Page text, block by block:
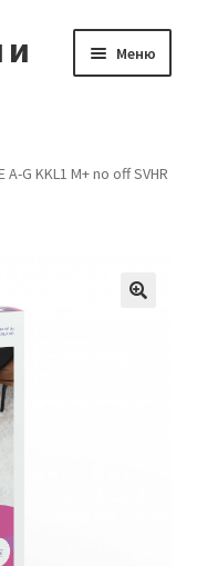
и
Меню
A-G KKL1 M+ no off SVHR